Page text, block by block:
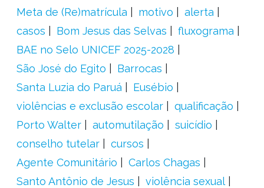
Meta de (Re)matrícula
motivo
alerta
casos
Bom Jesus das Selvas
fluxograma
BAE no Selo UNICEF 2025-2028
São José do Egito
Barrocas
Santa Luzia do Paruá
Eusébio
violências e exclusão escolar
qualificação
Porto Walter
automutilação
suicídio
conselho tutelar
cursos
Agente Comunitário
Carlos Chagas
Santo Antônio de Jesus
violência sexual